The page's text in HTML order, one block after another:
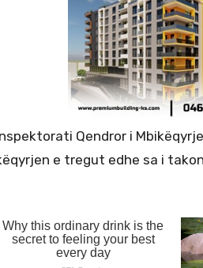
Qendror i
e tregut edhe sa i